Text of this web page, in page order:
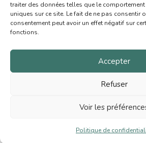
traiter des données telles que le
uniques sur ce site. Le fait de ne pas consentir
consentement peut avoir un effet négatif sur
fonctions.
Accepter
Refuser
Voir les
Politique de
© 2026 Bobichon Laines et Fibres
Bloomologie